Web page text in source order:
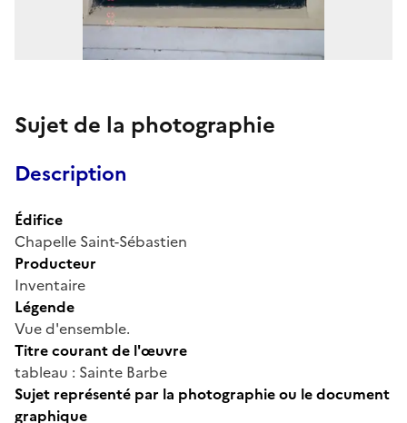
Sujet de la photographie
Description
Édifice
Chapelle Saint-Sébastien
Producteur
Inventaire
Légende
Vue d'ensemble.
Titre courant de l'œuvre
tableau : Sainte Barbe
Sujet représenté par la photographie ou le document
graphique